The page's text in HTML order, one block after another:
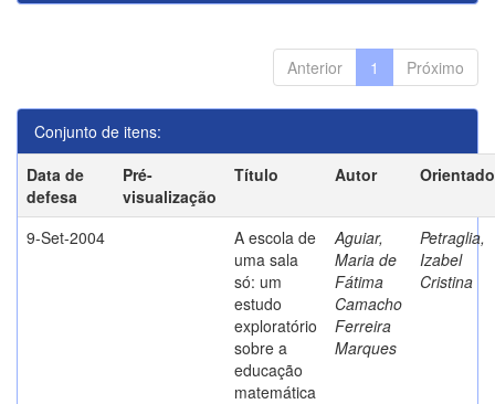
Anterior 1 Próximo
Conjunto de itens:
Data de
defesa
Pré-
visualização
Título Autor
9-Set-2004
A escola de
uma sala
só: um
estudo
exploratório
sobre a
educação
matemática
Aguiar,
Maria de
Fátima
Camacho
Ferreira
Marques
Petraglia,
Izabel
Cristina